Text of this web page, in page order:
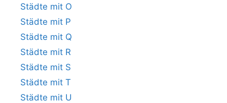
Städte mit O
Städte mit P
Städte mit Q
Städte mit R
Städte mit S
Städte mit T
Städte mit U